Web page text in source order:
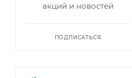
акций и новостей
ПОДПИСАТЬСЯ